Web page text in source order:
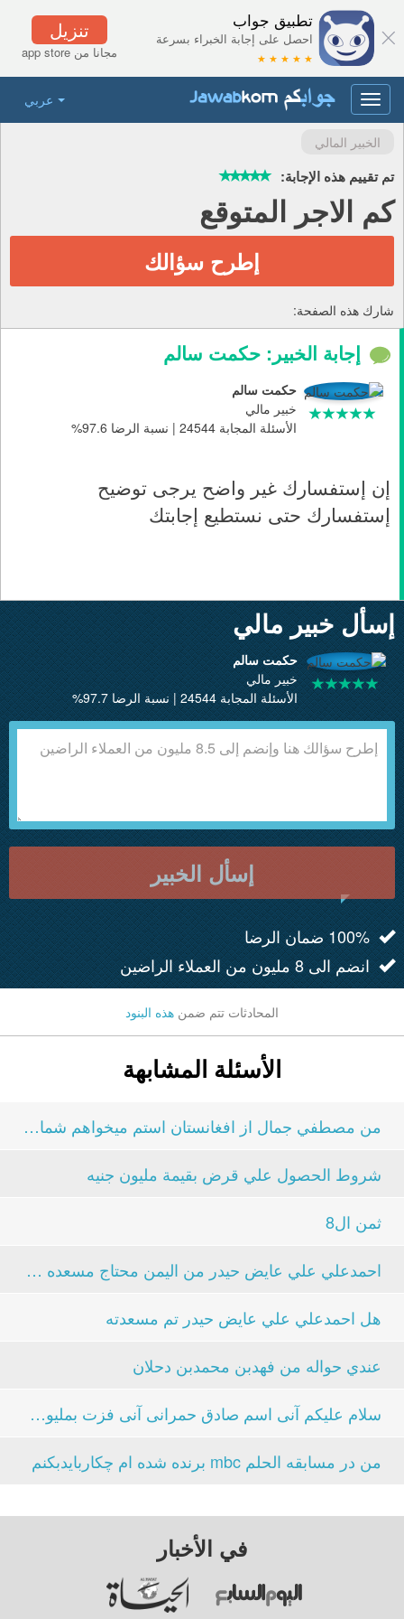
تنزيل
مجانا من app store
تطبيق جواب
احصل على إجابة الخبراء بسرعة
★ ★ ★ ★ ★
عربي
Toggle
navigation
الخبير المالي
تم تقييم هذه الإجابة:
كم الاجر المتوقع
إطرح سؤالك
شارك هذه الصفحة:
إجابة الخبير: حكمت سالم
حكمت سالم
خبير مالي
الأسئلة المجابة 24544 | نسبة الرضا 97.6%
إن إستفسارك غير واضح يرجى توضيح
إستفسارك حتى نستطيع إجابتك
إسأل خبير مالي
حكمت سالم
خبير مالي
الأسئلة المجابة 24544 | نسبة الرضا 97.7%
إسأل الخبير
100% ضمان الرضا
انضم الى 8 مليون من العملاء الراضين
المحادثات تتم ضمن هذه البنود
الأسئلة المشابهة
من مصطفي جمال از افغانستان استم ميخواهم شماره خود...
شروط الحصول علي قرض بقيمة مليون جنيه
ثمن ال8
احمدعلي علي عايض حيدر من اليمن محتاج مسعده منك...
هل احمدعلي علي عايض حيدر تم مسعدته
عندي حواله من فهدبن محمدبن دحلان
سلام علیکم آنی اسم صادق حمرانی آنی فزت بملیون دلار...
من در مسابقه الحلم mbc برنده شده ام چکاربایدبکنم
في الأخبار